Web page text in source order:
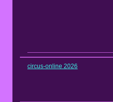
circus-online 2026